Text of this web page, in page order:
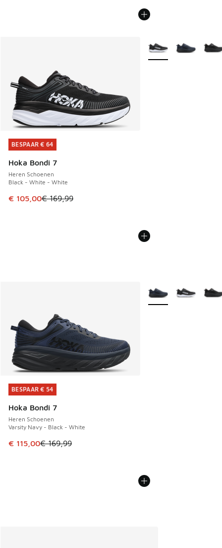
BESPAAR € 64
Hoka Bondi 7
Heren Schoenen
Black - White - White
Dit artikel is in de uitverkoop. Dit artikel is in de
€ 105,00€ 169,99
BESPAAR € 64
Meer kleuren
BESPAAR € 54
Hoka Bondi 7
Heren Schoenen
Varsity Navy - Black - White
Dit artikel is in de uitverkoop. Dit artikel is in de
€ 115,00€ 169,99
BESPAAR € 54
Meer kleuren